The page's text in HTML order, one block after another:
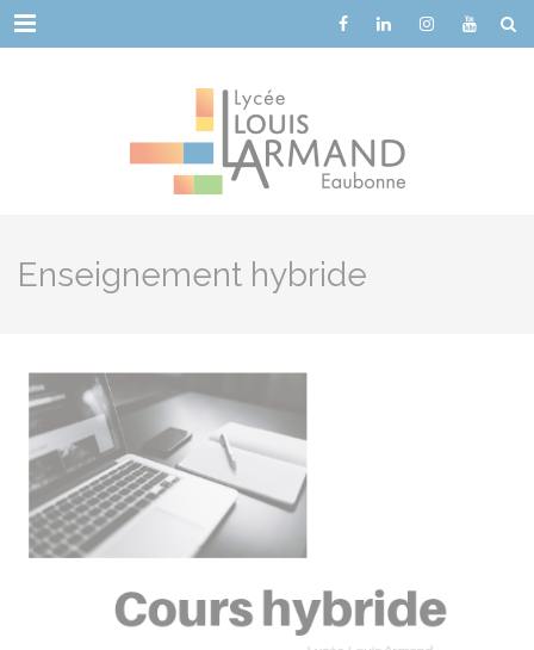
Menu
Enseignement hybride
Cookies management panel